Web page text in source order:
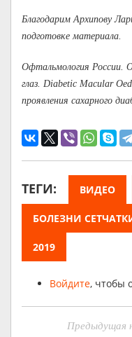
Благодарим Архипову
подготовке материала.
Офтальмология России.
глаз. Diabetic Macular
проявления сахарного
ТЕГИ: ВИДЕО
БОЛЕЗНИ
2019
Войдите, чтобы
Предыдущая